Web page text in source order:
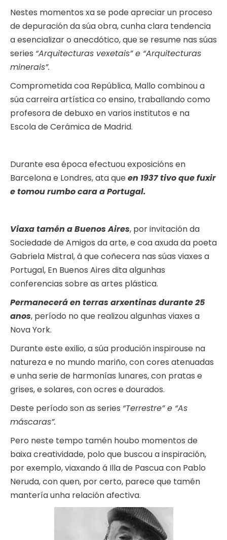
Nestes momentos xa se pode apreciar un proceso
de depuración da súa obra, cunha clara tendencia
a esencializar o anecdótico, que se resume nas súas
series “Arquitecturas vexetais” e “Arquitecturas
minerais”.
Comprometida coa República, Mallo combinou a
súa carreira artística co ensino, traballando como
profesora de debuxo en varios institutos e na
Escola de Cerámica de Madrid.
Durante esa época efectuou exposicións en
Barcelona e Londres, ata queen 1937 tivo que fuxir
e tomou rumbo cara a Portugal.
Viaxa tamén a Buenos Aires, por invitación da
Sociedade de Amigos da arte, e coa axuda da poeta
Gabriela Mistral, á que coñecera nas súas viaxes a
Portugal, En Buenos Aires dita algunhas
conferencias sobre as artes plástica.
Permanecerá en terras arxentinas durante 25
anos, período no que realizou algunhas viaxes a
Nova York.
Durante este exilio, a súa produción inspirouse na
natureza e no mundo mariño, con cores atenuadas
e unha serie de harmonías lunares, con pratas e
grises, e solares, con ocres e dourados.
Deste período son as series “Terrestre” e “As
máscaras”.
Pero neste tempo tamén houbo momentos de
baixa creatividade, polo que buscou a inspiración,
por exemplo, viaxando á Illa de Pascua con Pablo
Neruda, con quen, por certo, parece que tamén
mantería unha relación afectiva.